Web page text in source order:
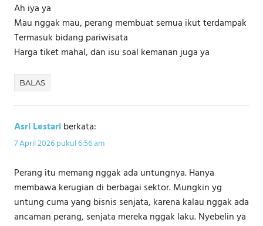
Ah iya ya
Mau nggak mau, perang membuat semua ikut terdampak
Termasuk bidang pariwisata
Harga tiket mahal, dan isu soal kemanan juga ya
BALAS
Asri Lestariberkata:
7 April 2026 pukul 6:56 am
Perang itu memang nggak ada untungnya. Hanya
membawa kerugian di berbagai sektor. Mungkin yg
untung cuma yang bisnis senjata, karena kalau nggak ada
ancaman perang, senjata mereka nggak laku. Nyebelin ya